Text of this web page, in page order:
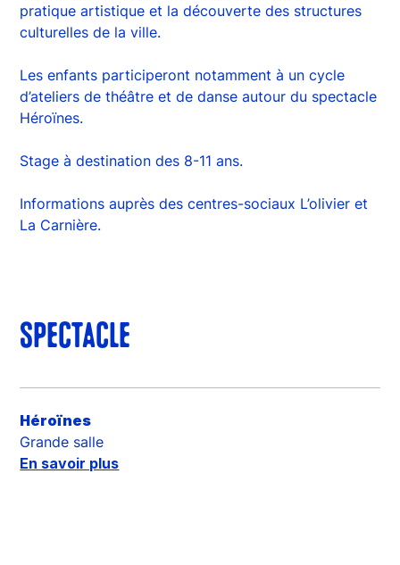
pratique artistique et la découverte des structures
culturelles de la ville.
Les enfants participeront notamment à un cycle
d’ateliers de théâtre et de danse autour du spectacle
Héroïnes.
Stage à destination des 8-11 ans.
Informations auprès des centres-sociaux L’olivier et
La Carnière.
SPECTACLE
Héroïnes
Grande salle
En savoir plus